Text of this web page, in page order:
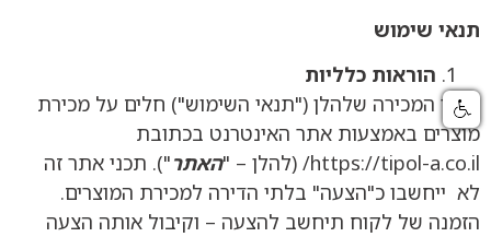
תנאי שימוש
הוראות כלליות
תנאי המכירה שלהלן ("תנאי השימוש") חלים על מכירת
מוצרים באמצעות אתר האינטרנט בכתובת
https://tipol-a.co.il/ (להלן – "
האתר"). תכני אתר זה
לא ייחשבו כ"הצעה" בלתי הדירה למכירת המוצרים.
הזמנה של לקוח תיחשב להצעה – וקיבול אותה הצעה